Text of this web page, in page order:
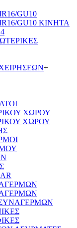
GU10
GU10 ΚΙΝΗΤΑ
+
ΧΩΡΟΥ
ΧΩΡΟΥ